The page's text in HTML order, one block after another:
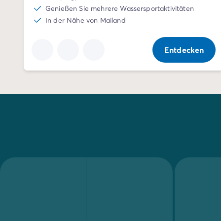
Nach Reiseziel
Campingplatz Adria
Campingplatz Côte d'Azur
Campingplatz Elba-Insel
Genießen Sie mehrere Wassersportaktivitäten
In der Nähe von Mailand
Entdecken